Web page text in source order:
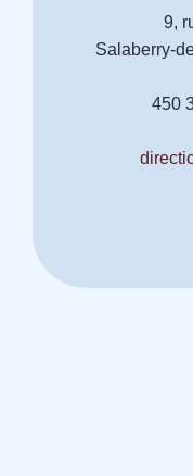
9,
Salaberry-
450